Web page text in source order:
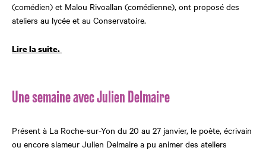
(comédien) et Malou Rivoallan (comédienne), ont proposé des
ateliers au lycée et au Conservatoire.
Lire la suite.
Une semaine avec Julien Delmaire
Présent à La Roche-sur-Yon du 20 au 27 janvier, le poète, écrivain
ou encore slameur Julien Delmaire a pu animer des ateliers